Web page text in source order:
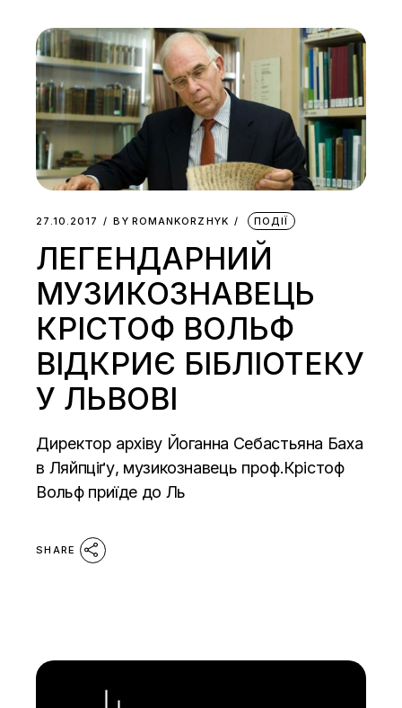
27.10.2017 BY ROMANKORZHYK ПОДІЇ
ЛЕГЕНДАРНИЙ
МУЗИКОЗНАВЕЦЬ
КРІСТОФ ВОЛЬФ
ВІДКРИЄ БІБЛІОТЕКУ
У ЛЬВОВІ
Директор архіву Йоганна Себастьяна Баха
в Ляйпціґу, музикознавець проф.Крістоф
Вольф приїде до Ль
SHARE